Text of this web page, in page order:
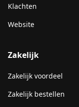
Klachten
Website
Zakelijk
Zakelijk voordeel
Zakelijk bestellen